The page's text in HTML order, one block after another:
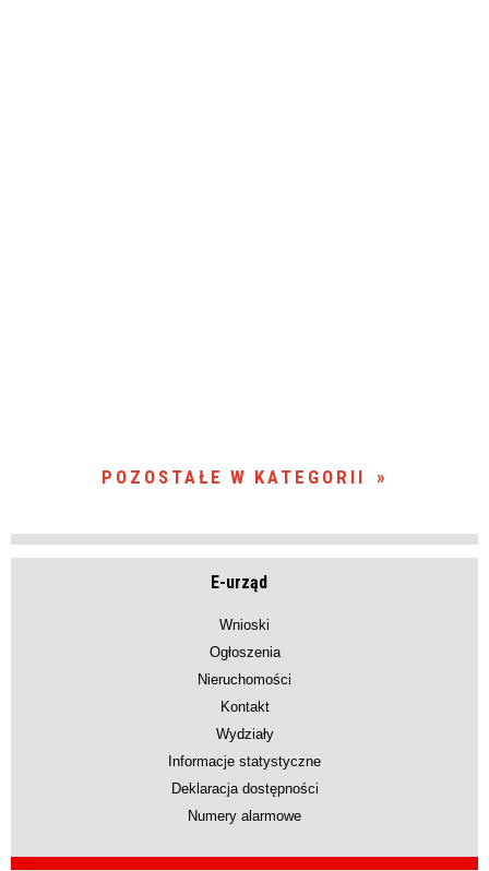
POZOSTAŁE W KATEGORII
E-urząd
Wnioski
Ogłoszenia
Nieruchomości
Kontakt
Wydziały
Informacje statystyczne
Deklaracja dostępności
Numery alarmowe